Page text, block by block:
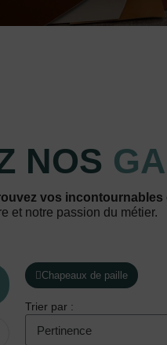
NOS
vos incontournables
et notre passion du métier.
Chapeaux de paille
Trier par :